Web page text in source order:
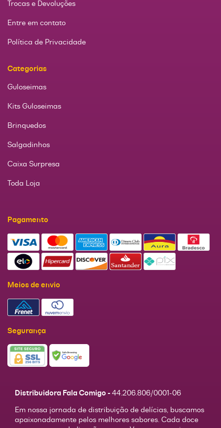
Trocas e Devoluções
Entre em contato
Política de Privacidade
Categorias
Guloseimas
Kits Guloseimas
Brinquedos
Salgadinhos
Caixa Surpresa
Toda Loja
Pagamento
Meios de envio
Segurança
Distribuidora Fala Comigo - 44.206.806/0001-06
Em nossa jornada de distribuição de delícias, buscamos
apaixonadamente pelos melhores sabores. Cada doce